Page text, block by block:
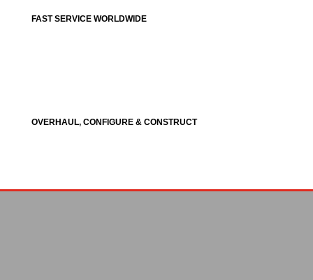
FAST SERVICE WORLDWIDE
OVERHAUL, CONFIGURE & CONSTRUCT